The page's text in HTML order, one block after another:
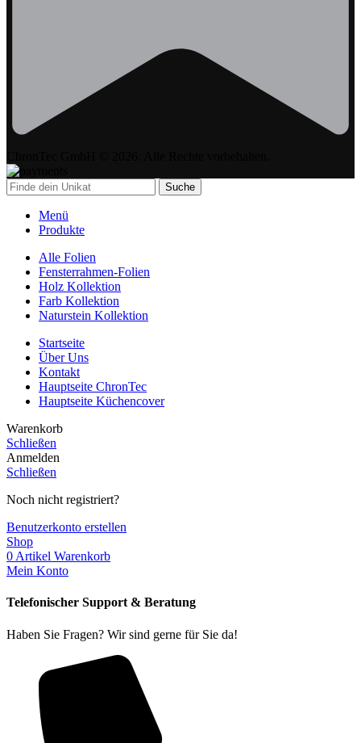
Suche
Menü
Produkte
Alle Folien
Fensterrahmen-Folien
Holz Kollektion
Farb Kollektion
Naturstein Kollektion
Startseite
Über Uns
Kontakt
Hauptseite ChronTec
Hauptseite Küchencover
Warenkorb
Schließen
Anmelden
Schließen
Noch nicht registriert?
Benutzerkonto erstellen
Shop
0 Artikel Warenkorb
Mein Konto
Telefonischer Support & Beratung
Haben Sie Fragen? Wir sind gerne für Sie da!